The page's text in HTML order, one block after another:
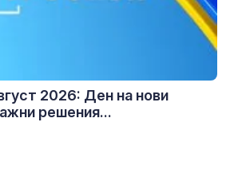
2026: Ден на нови
решения...